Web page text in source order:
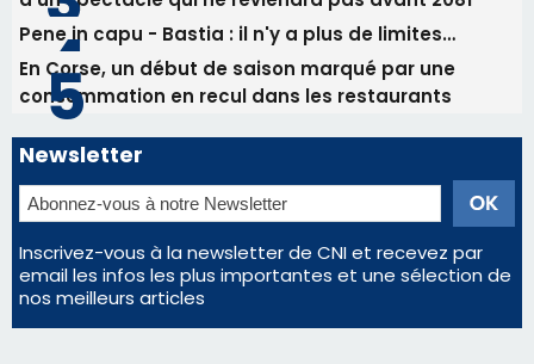
Les plus lus
Éclipse du 12 août : Où s'installer en Corse pour
profiter pleinement du spectacle ?
Satine Nomary est la nouvelle Miss Corse 2026
Éclipse du 12 août : la Corse aux premières loges
d'un spectacle qui ne reviendra pas avant 2081
Pene in capu - Bastia : il n'y a plus de limites…
En Corse, un début de saison marqué par une